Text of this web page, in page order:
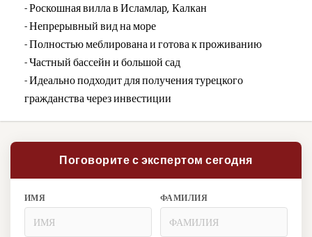
- Роскошная вилла в Исламлар, Калкан
- Непрерывный вид на море
- Полностью меблирована и готова к проживанию
- Частный бассейн и большой сад
- Идеально подходит для получения турецкого
гражданства через инвестиции
Поговорите с экспертом сегодня
ИМЯ ФАМИЛИЯ